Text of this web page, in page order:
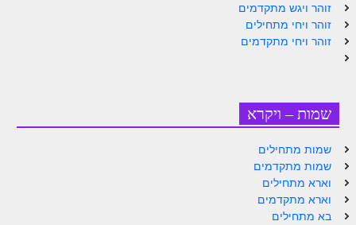
זוהר אחרי מות למתחילים
זוהר אחרי מות למתקדמים
ספר הזוהר אמור השקפה
ספר הזוהר אמור מתקדמים
הזוהר הקדוש פרשת בהר למתחילים
הזוהר הקדוש פרשת בהר – מתקדמים
זוהר ויגש מתקדמים
זוהר ויחי מתחילים
זוהר ויחי מתקדמים
שמות – ויקרא
שמות מתחילים
שמות מתקדמים
וארא מתחילים
וארא מתקדמים
בא מתחילים